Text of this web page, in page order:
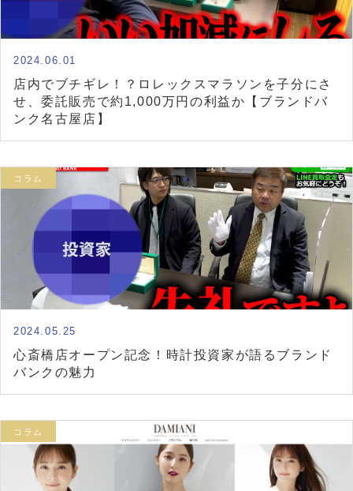
2024.06.01
店内でブチギレ！？ロレックスマラソンを子分にさ
せ、委託販売で約1,000万円の利益か【ブランドバ
ンク名古屋店】
コラム
2024.05.25
心斎橋店オープン記念！時計投資家が語るブランド
バンクの魅力
コラム